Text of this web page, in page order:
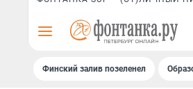
Финский залив позеленел